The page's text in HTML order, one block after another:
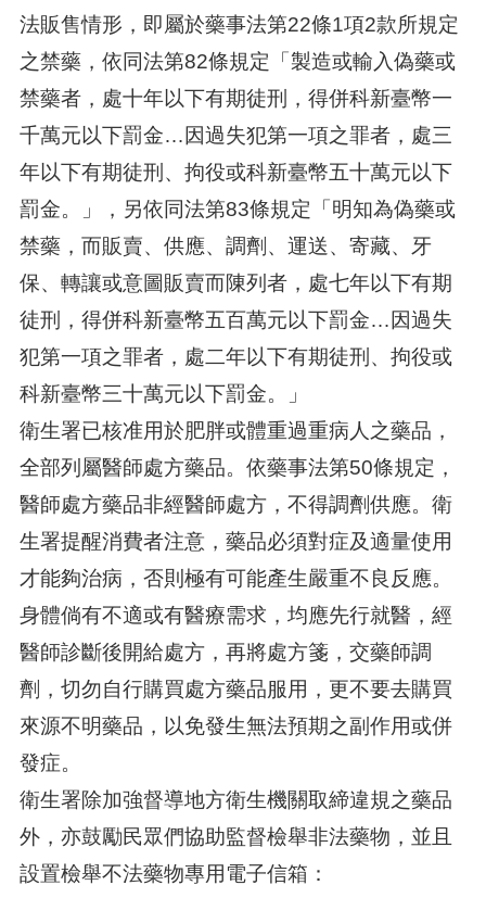
法販售情形，即屬於藥事法第22條1項2款所規定
之禁藥，依同法第82條規定「製造或輸入偽藥或
禁藥者，處十年以下有期徒刑，得併科新臺幣一
千萬元以下罰金…因過失犯第一項之罪者，處三
年以下有期徒刑、拘役或科新臺幣五十萬元以下
罰金。」，另依同法第83條規定「明知為偽藥或
禁藥，而販賣、供應、調劑、運送、寄藏、牙
保、轉讓或意圖販賣而陳列者，處七年以下有期
徒刑，得併科新臺幣五百萬元以下罰金…因過失
犯第一項之罪者，處二年以下有期徒刑、拘役或
科新臺幣三十萬元以下罰金。」
衛生署已核准用於肥胖或體重過重病人之藥品，
全部列屬醫師處方藥品。依藥事法第50條規定，
醫師處方藥品非經醫師處方，不得調劑供應。衛
生署提醒消費者注意，藥品必須對症及適量使用
才能夠治病，否則極有可能產生嚴重不良反應。
身體倘有不適或有醫療需求，均應先行就醫，經
醫師診斷後開給處方，再將處方箋，交藥師調
劑，切勿自行購買處方藥品服用，更不要去購買
來源不明藥品，以免發生無法預期之副作用或併
發症。
衛生署除加強督導地方衛生機關取締違規之藥品
外，亦鼓勵民眾們協助監督檢舉非法藥物，並且
設置檢舉不法藥物專用電子信箱：